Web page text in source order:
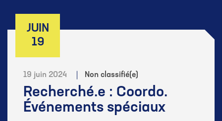
JUIN
19
19 juin 2024 Non classifié(e)
Recherché.e : Coordo.
Événements spéciaux